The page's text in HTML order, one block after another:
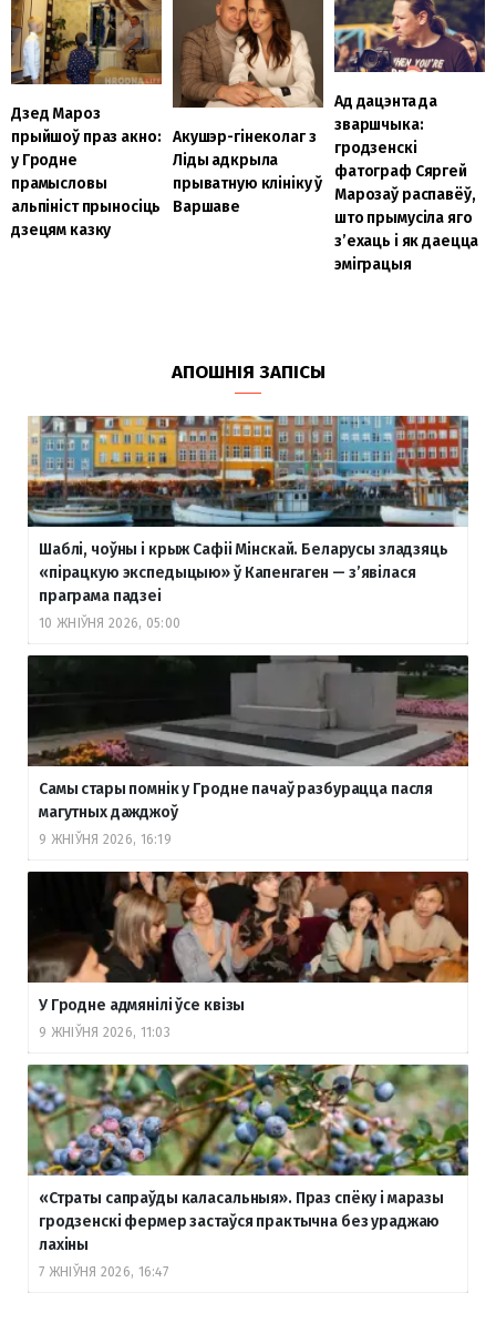
Дзед Мароз
прыйшоў праз акно:
у Гродне
прамысловы
альпініст прыносіць
дзецям казку
Акушэр-гінеколаг з
Ліды адкрыла
прыватную клініку ў
Варшаве
Ад дацэнта да
зваршчыка:
гродзенскі
фатограф Сяргей
Марозаў распавёў,
што прымусіла яго
з’ехаць і як даецца
эміграцыя
АПОШНІЯ ЗАПІСЫ
Шаблі, чоўны і крыж Сафіі Мінскай. Беларусы зладзяць
«пірацкую экспедыцыю» ў Капенгаген — з’явілася
праграма падзеі
10 ЖНІЎНЯ 2026, 05:00
Самы стары помнік у Гродне пачаў разбурацца пасля
магутных дажджоў
9 ЖНІЎНЯ 2026, 16:19
У Гродне адмянілі ўсе квізы
9 ЖНІЎНЯ 2026, 11:03
«Страты сапраўды каласальныя». Праз спёку і маразы
гродзенскі фермер застаўся практычна без ураджаю
лахіны
7 ЖНІЎНЯ 2026, 16:47